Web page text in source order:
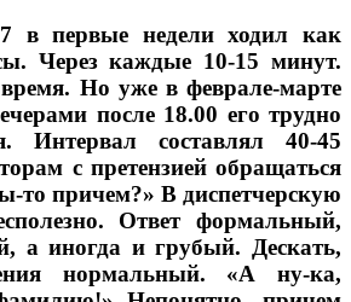
первые недели ходил как
Через каждые 10-15 минут.
Но уже в феврале-марте
после 18.00 его трудно
Интервал составлял 40-45
с претензией обращаться
то причем?» В диспетчерскую
Ответ формальный,
а иногда и грубый. Дескать,
нормальный. «А ну-ка,